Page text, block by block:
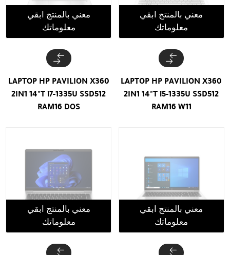
معني بالمنتج ابقي
معلوماتك
LAPTOP HP PAVILION X360
2IN1 14"T i5-1335U SSD512
RAM16 W11
معني بالمنتج ابقي
معلوماتك
LAPTOP HP PAVILION X360
2IN1 14"T i7-1335U SSD512
RAM16 DOS
معني بالمنتج ابقي
معلوماتك
معني بالمنتج ابقي
معلوماتك